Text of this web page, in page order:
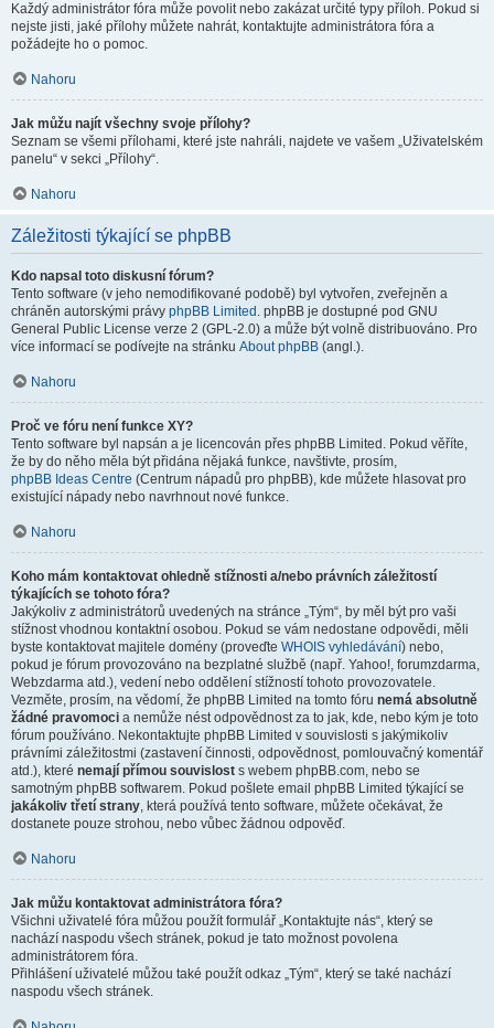
Každý administrátor fóra může povolit nebo zakázat určité typy příloh. Pokud si
nejste jisti, jaké přílohy můžete nahrát, kontaktujte administrátora fóra a
požádejte ho o pomoc.
Nahoru
Jak můžu najít všechny svoje přílohy?
Seznam se všemi přílohami, které jste nahráli, najdete ve vašem „Uživatelském
panelu“ v sekci „Přílohy“.
Nahoru
Záležitosti týkající se phpBB
Kdo napsal toto diskusní fórum?
Tento software (v jeho nemodifikované podobě) byl vytvořen, zveřejněn a
chráněn autorskými právy phpBB Limited . phpBB je dostupné pod GNU
General Public License verze 2 (GPL-2.0) a může být volně distribuováno. Pro
více informací se podívejte na stránku About phpBB (angl.).
Nahoru
Proč ve fóru není funkce XY?
Tento software byl napsán a je licencován přes phpBB Limited. Pokud věříte,
že by do něho měla být přidána nějaká funkce, navštivte, prosím,
phpBB Ideas Centre (Centrum nápadů pro phpBB), kde můžete hlasovat pro
existující nápady nebo navrhnout nové funkce.
Nahoru
Koho mám kontaktovat ohledně stížnosti a/nebo právních záležitostí
týkajících se tohoto fóra?
Jakýkoliv z administrátorů uvedených na stránce „Tým“, by měl být pro vaši
stížnost vhodnou kontaktní osobou. Pokud se vám nedostane odpovědi, měli
byste kontaktovat majitele domény (proveďte WHOIS vyhledávání) nebo,
pokud je fórum provozováno na bezplatné službě (např. Yahoo!, forumzdarma,
Webzdarma atd.), vedení nebo oddělení stížností tohoto provozovatele.
Vezměte, prosím, na vědomí, že phpBB Limited na tomto fóru nemá absolutně
žádné pravomoci a nemůže nést odpovědnost za to jak, kde, nebo kým je toto
fórum používáno. Nekontaktujte phpBB Limited v souvislosti s jakýmikoliv
právními záležitostmi (zastavení činnosti, odpovědnost, pomlouvačný komentář
atd.), které nemají přímou souvislost s webem phpBB.com, nebo se
samotným phpBB softwarem. Pokud pošlete email phpBB Limited týkající se
jakákoliv třetí strany, která používá tento software, můžete očekávat, že
dostanete pouze strohou, nebo vůbec žádnou odpověď.
Nahoru
Jak můžu kontaktovat administrátora fóra?
Všichni uživatelé fóra můžou použít formulář „Kontaktujte nás“, který se
nachází naspodu všech stránek, pokud je tato možnost povolena
administrátorem fóra.
Přihlášení uživatelé můžou také použít odkaz „Tým“, který se také nachází
naspodu všech stránek.